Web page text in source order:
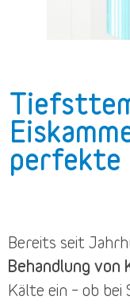
perfekte
Bereits seit
Behandlung
Kälte ein – ob